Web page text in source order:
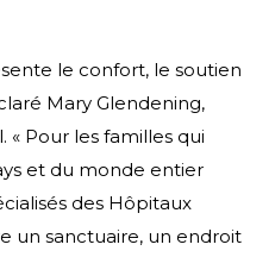
le confort, le soutien
Mary Glendening,
« Pour les familles qui
et du monde entier
des Hôpitaux
un sanctuaire, un endroit